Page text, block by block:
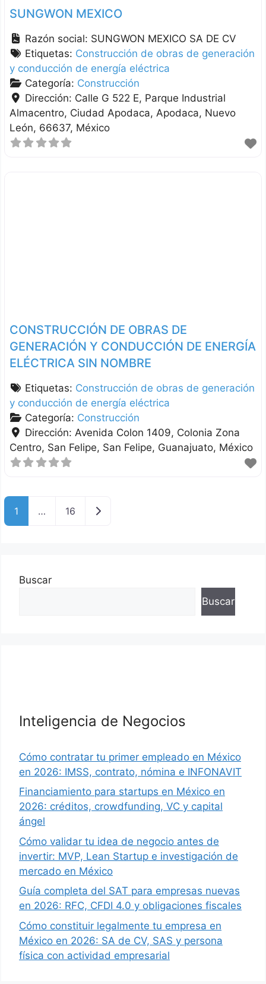
SUNGWON MEXICO
Razón social: SUNGWON MEXICO SA DE CV
Etiquetas: Construcción de obras de generación
y conducción de energía eléctrica
Categoría: Construcción
Dirección: Calle G 522 E, Parque Industrial
Almacentro, Ciudad Apodaca Apodaca Nuevo
León 66637 México
CONSTRUCCIÓN DE OBRAS DE
GENERACIÓN Y CONDUCCIÓN DE ENERGÍA
ELÉCTRICA SIN NOMBRE
Etiquetas: Construcción de obras de generación
y conducción de energía eléctrica
Categoría: Construcción
Dirección: Avenida Colon 1409, Colonia Zona
Centro, San Felipe San Felipe Guanajuato México
1 … 16 Entradas anteriores
Buscar
Buscar
Inteligencia de Negocios
Cómo contratar tu primer empleado en México
en 2026: IMSS, contrato, nómina e INFONAVIT
Financiamiento para startups en México en
2026: créditos, crowdfunding, VC y capital
ángel
Cómo validar tu idea de negocio antes de
invertir: MVP, Lean Startup e investigación de
mercado en México
Guía completa del SAT para empresas nuevas
en 2026: RFC, CFDI 4.0 y obligaciones fiscales
Cómo constituir legalmente tu empresa en
México en 2026: SA de CV, SAS y persona
física con actividad empresarial